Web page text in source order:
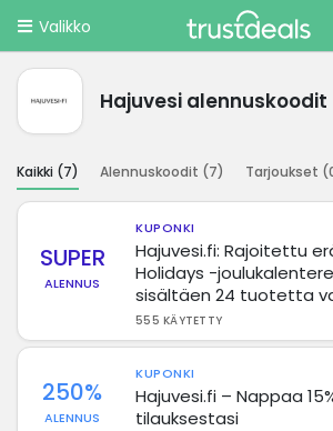
Valikko
Hajuvesi alennuskoodit
Kaikki (7) Alennuskoodit (7) Tarjoukset (
SUPER
ALENNUS
KUPONKI
Hajuvesi.fi: Rajoitettu
Holidays -
sisältäen 24 tuotetta
555 KÄYTETTY
250%
ALENNUS
KUPONKI
Hajuvesi.fi – Nappaa
tilauksestasi